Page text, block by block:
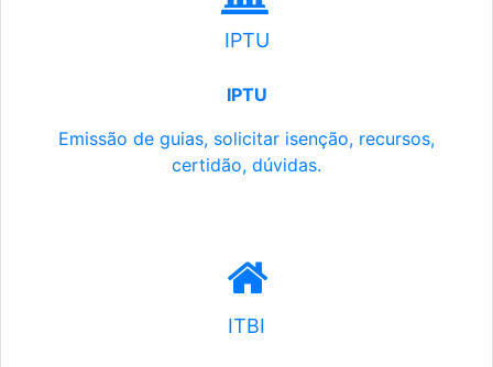
IPTU
IPTU
Emissão de guias, solicitar isenção, recursos,
certidão, dúvidas.
ITBI